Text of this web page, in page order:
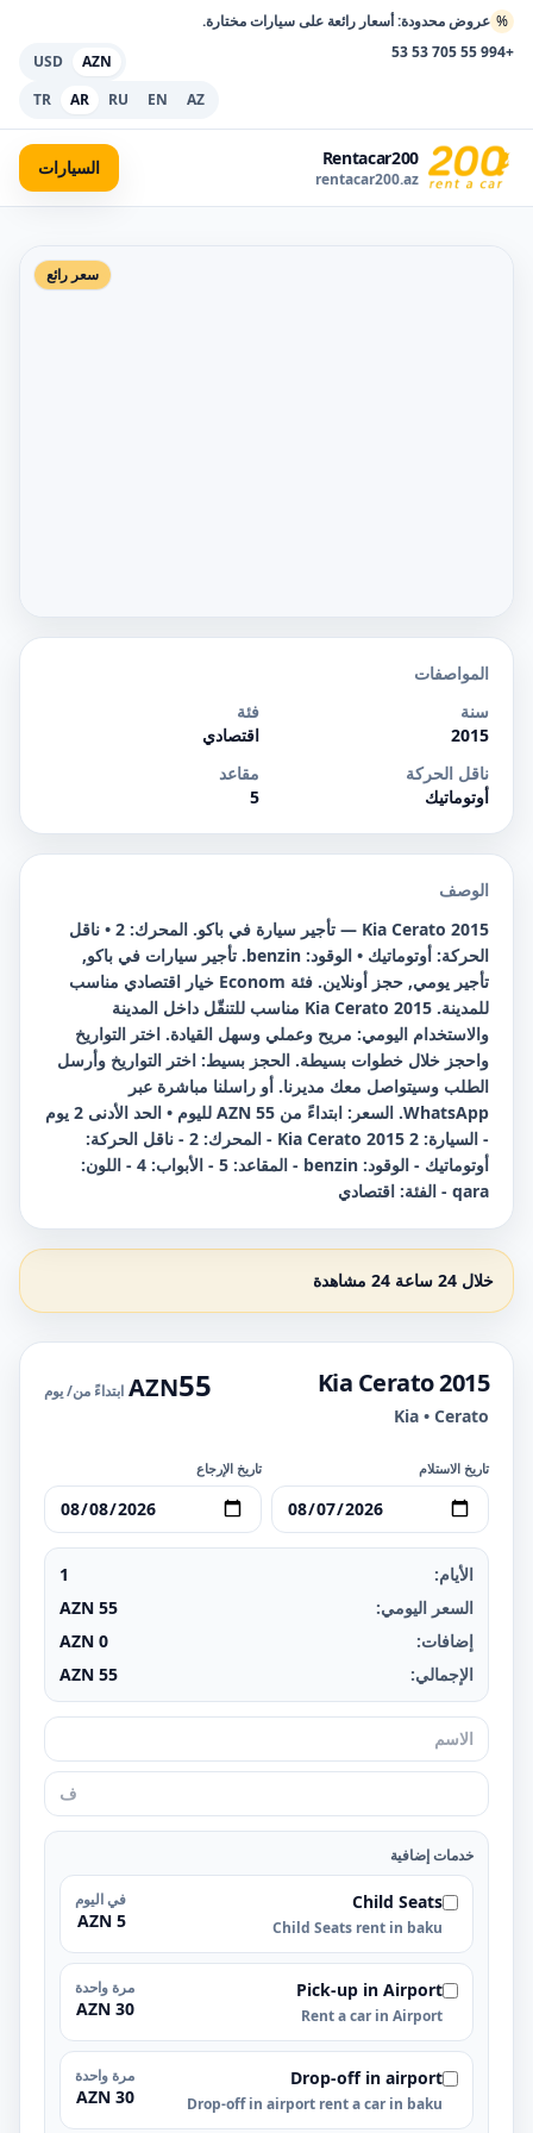
% عروض محدودة: أسعار رائعة على سيارات مختارة.
+994 55 705 53 53
AZN
USD
AZ
EN
RU
AR
TR
Rentacar200
rentacar200.az
السيارات
سعر رائع
المواصفات
سنة
2015
فئة
اقتصادي
ناقل الحركة
أوتوماتيك
مقاعد
5
الوصف
Kia Cerato 2015 — تأجير سيارة في باكو. المحرك: 2 • ناقل
الحركة: أوتوماتيك • الوقود: benzin. تأجير سيارات في باكو,
تأجير يومي, حجز أونلاين. فئة Econom خيار اقتصادي مناسب
للمدينة. Kia Cerato 2015 مناسب للتنقّل داخل المدينة
والاستخدام اليومي: مريح وعملي وسهل القيادة. اختر التواريخ
واحجز خلال خطوات بسيطة. الحجز بسيط: اختر التواريخ وأرسل
الطلب وسيتواصل معك مديرنا. أو راسلنا مباشرة عبر
WhatsApp. السعر: ابتداءً من 55 AZN لليوم • الحد الأدنى 2 يوم
- السيارة: Kia Cerato 2015 2 - المحرك: 2 - ناقل الحركة:
أوتوماتيك - الوقود: benzin - المقاعد: 5 - الأبواب: 4 - اللون:
qara - الفئة: اقتصادي
خلال 24 ساعة 24 مشاهدة
Kia Cerato 2015
Kia • Cerato
55
AZN ابتداءً من/ يوم
تاريخ الاستلام تاريخ الإرجاع
الأيام:
1
السعر اليومي:
55
إضافات:
0
الإجمالي:
55
خدمات إضافية
Child Seats
Child Seats rent in baku
في اليوم
5 AZN
Pick-up in Airport
Rent a car in Airport
مرة واحدة
30 AZN
Drop-off in airport
Drop-off in airport rent a car in baku
مرة واحدة
30 AZN